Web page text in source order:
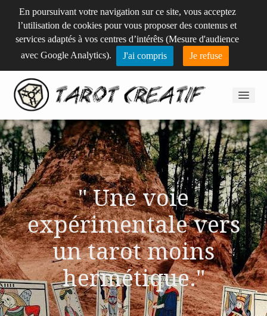
En poursuivant votre navigation sur ce site, vous acceptez
l’utilisation de cookies pour vous proposer des contenus et
services adaptés à vos centres d’intérêts (Mesure d'audience
avec Google Analytics).
J'ai compris Je refuse
Lecture de cartes
Stage
Ateliers individuels
Formation tarot
Atelier collectif
" Une voie
expérimentale vers
un tarot moins
hermétique."